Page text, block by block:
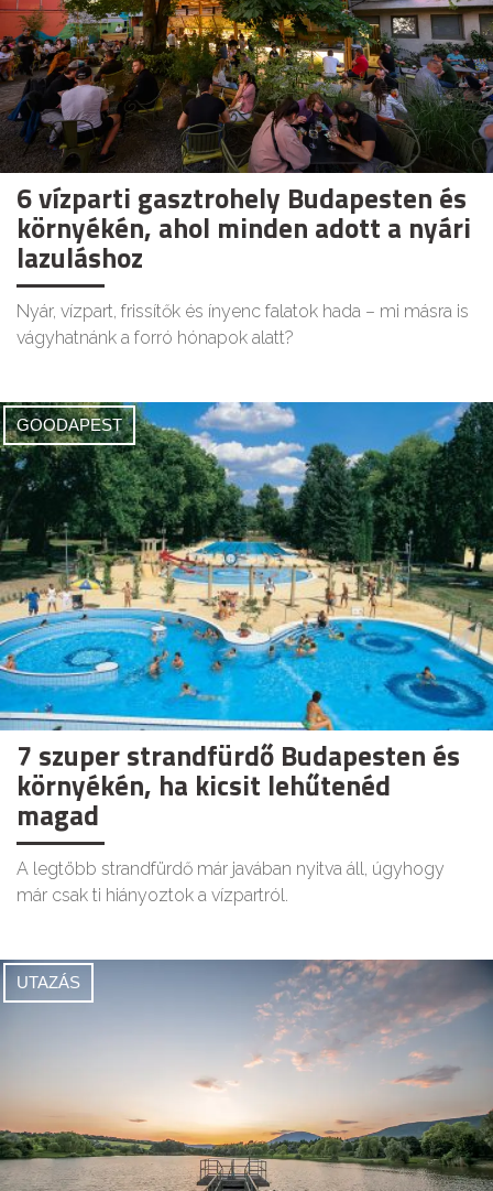
6 vízparti gasztrohely Budapesten és
környékén, ahol minden adott a nyári
lazuláshoz
Nyár, vízpart, frissítők és ínyenc falatok hada – mi másra is
vágyhatnánk a forró hónapok alatt?
GOODAPEST
7 szuper strandfürdő Budapesten és
környékén, ha kicsit lehűtenéd
magad
A legtöbb strandfürdő már javában nyitva áll, úgyhogy
már csak ti hiányoztok a vízpartról.
UTAZÁS